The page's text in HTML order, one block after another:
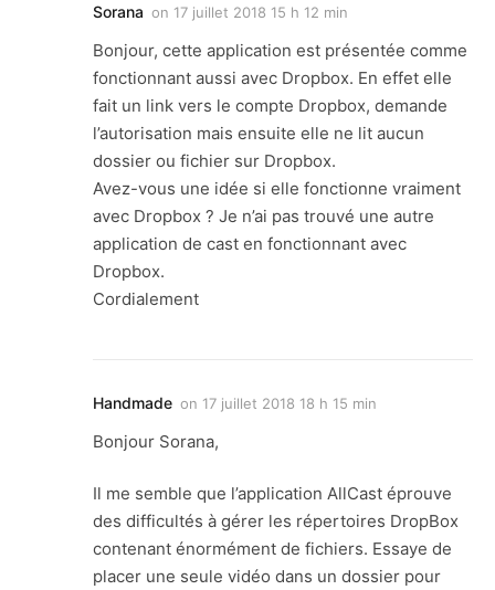
Sorana on 17 juillet 2018 15 h 12 min
Bonjour, cette application est présentée comme
fonctionnant aussi avec Dropbox. En effet elle
fait un link vers le compte Dropbox, demande
l’autorisation mais ensuite elle ne lit aucun
dossier ou fichier sur Dropbox.
Avez-vous une idée si elle fonctionne vraiment
avec Dropbox ? Je n’ai pas trouvé une autre
application de cast en fonctionnant avec
Dropbox.
Cordialement
Handmade on 17 juillet 2018 18 h 15 min
Bonjour Sorana,
Il me semble que l’application AllCast éprouve
des difficultés à gérer les répertoires DropBox
contenant énormément de fichiers. Essaye de
placer une seule vidéo dans un dossier pour